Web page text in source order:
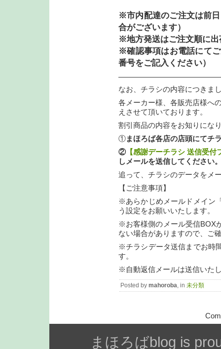
※市内配達のご注文は前
合がございます）
※地方発送はご注文順に
※確認事項はお電話にて
番号をご記入ください）
なお、チラシの内容につきま
各メーカー様、各販売店様へ
えさせて頂いております。
割引商品の内容をお知りにな
①まほろば各店の店頭にてチ
② 【感謝デーチラシ 送信受
しメールを送信してください
追って、チラシのデータをメ
【ご注意事項】
※あらかじめメールドメイン
う設定をお願いいたします。
※お客様側のメール受信BOX
ない場合がありますので、ご
※チラシデータ送信までお時
す。
※自動返信メールは送信いた
Posted by mahoroba, in 未分類
まほろばblog is